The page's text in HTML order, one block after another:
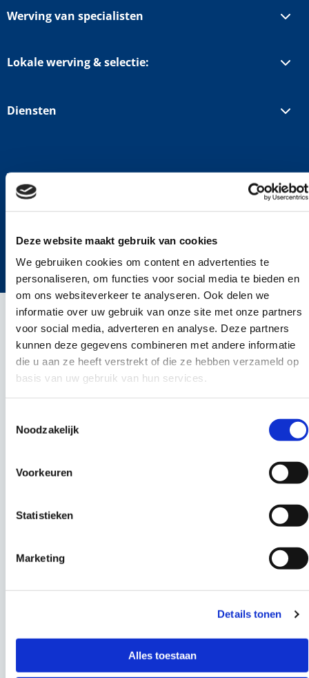
Deze website maakt gebruik van cookies
We gebruiken cookies om content en advertenties te
personaliseren, om functies voor social media te bieden en
om ons websiteverkeer te analyseren. Ook delen we
informatie over uw gebruik van onze site met onze partners
voor social media, adverteren en analyse. Deze partners
kunnen deze gegevens combineren met andere informatie
die u aan ze heeft verstrekt of die ze hebben verzameld op
basis van uw gebruik van hun services.
Noodzakelijk
Voorkeuren
Statistieken
Marketing
Details tonen
Alles toestaan
Werving van specialisten
Lokale werving & selectie:
Diensten
Voor professionals
©2024 ICT Career werving en selectie ICT
Cookies
Privacy policy Disclaimer